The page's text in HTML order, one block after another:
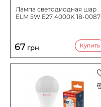
Лампа светодиодная шар
ELM 5W E27 4000K 18-0087
67 грн Купить